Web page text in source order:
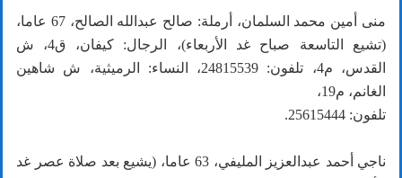
منى أمين محمد السلمان، أرملة: صالح عبدالله الصالح، 67 عاما،
(تشيع التاسعة صباح غد الأربعاء)، الرجال: كيفان، ق4، ش
القدس، م4، تلفون: 24815539، النساء: الرميثية، ش شاهين
الغانم، م19،
تلفون: 25615444.
ناجي أحمد عبدالعزيز المليفي، 63 عاما، (يشيع بعد صلاة عصر غد